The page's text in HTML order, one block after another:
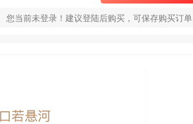
您当前未登录！建议登陆后购买，可保存购买订单